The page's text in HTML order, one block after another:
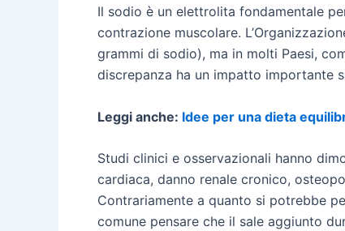
Il sodio è un elettrolita fondamentale
contrazione muscolare.
grammi di sodio), ma in molti Paesi,
discrepanza ha un impatto importante
Leggi anche: Idee per una dieta
Studi clinici e osservazionali hanno
cardiaca, danno renale cronico,
Contrariamente a quanto si potrebbe
comune pensare che il sale aggiunto